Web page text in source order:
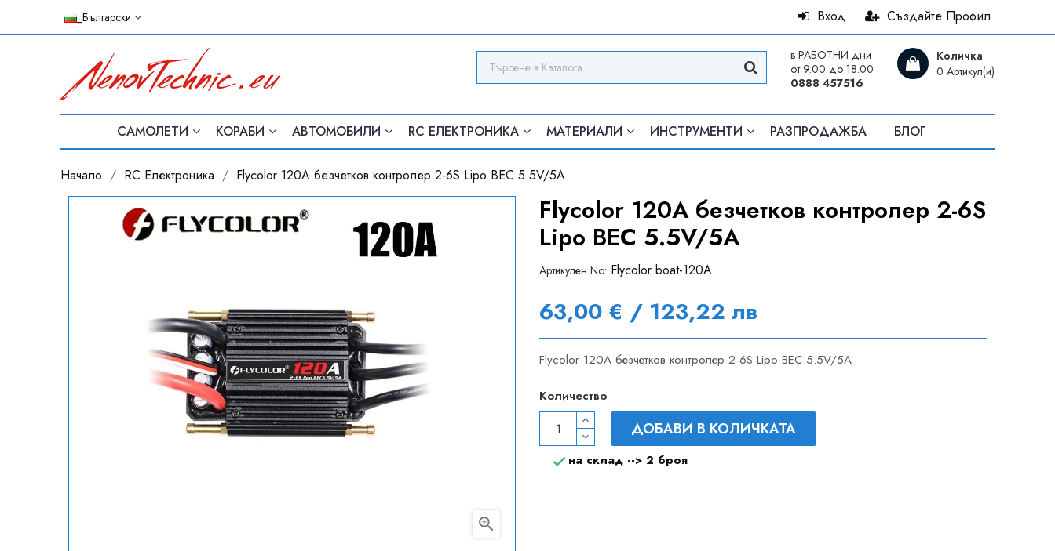
_Български Създайте Профил
Вход
Количка
0 Артикул(и)
в РАБОТНИ дни
от 9.00 до 18.00
0888 457516
САМОЛЕТИ КОРАБИ АВТОМОБИЛИ RC ЕЛЕКТРОНИКА МАТЕРИАЛИ ИНСТРУМЕНТИ РАЗПРОДАЖБА БЛОГ
Начало RC Електроника Flycolor 120A безчетков контролер 2-6S Lipo BEC 5.5V/5A

Flycolor 120A безчетков контролер 2-6S
Lipo BEC 5.5V/5A
Артикулен Nо: Flycolor boat-120A
63,00 € / 123,22 лв
Flycolor 120A безчетков контролер 2-6S Lipo BEC 5.5V/5A
Количество
ДОБАВИ В КОЛИЧКАТА
 на склад --> 2 броя